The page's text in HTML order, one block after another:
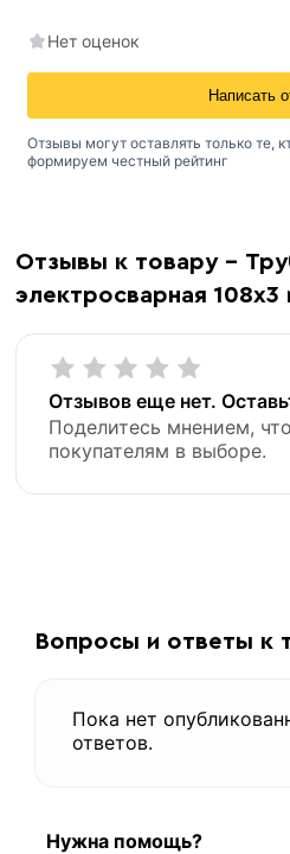
Отзывы к товару -
электросварная 108х3
Отзывов еще нет.
Поделитесь мнением,
покупателям в выборе.
Нет оценок
Написать
Отзывы могут оставлять только те,
формируем честный рейтинг
Вопросы и ответы к
Пока нет
ответов.
Нужна помощь?